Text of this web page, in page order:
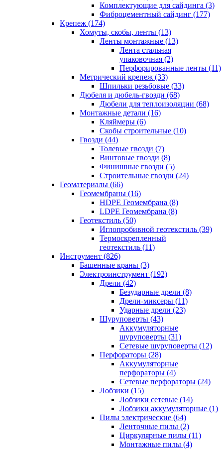
Комплектующие для сайдинга (3)
Фиброцементный сайдинг (177)
Крепеж (174)
Хомуты, скобы, ленты (13)
Ленты монтажные (13)
Лента стальная
упаковочная (2)
Перфорированные ленты (11)
Метрический крепеж (33)
Шпильки резьбовые (33)
Дюбеля и дюбель-гвозди (68)
Дюбели для теплоизоляции (68)
Монтажные детали (16)
Кляймеры (6)
Скобы строительные (10)
Гвозди (44)
Толевые гвозди (7)
Винтовые гвозди (8)
Финишные гвозди (5)
Строительные гвозди (24)
Геоматериалы (66)
Геомембраны (16)
HDPE Геомембрана (8)
LDPE Геомембрана (8)
Геотекстиль (50)
Иглопробивной геотекстиль (39)
Термоскрепленный
геотекстиль (11)
Инструмент (826)
Башенные краны (3)
Электроинструмент (192)
Дрели (42)
Безударные дрели (8)
Дрели-миксеры (11)
Ударные дрели (23)
Шуруповерты (43)
Аккумуляторные
шуруповерты (31)
Сетевые шуруповерты (12)
Перфораторы (28)
Аккумуляторные
перфораторы (4)
Сетевые перфораторы (24)
Лобзики (15)
Лобзики сетевые (14)
Лобзики аккумуляторные (1)
Пилы электрические (64)
Ленточные пилы (2)
Циркулярные пилы (11)
Монтажные пилы (4)